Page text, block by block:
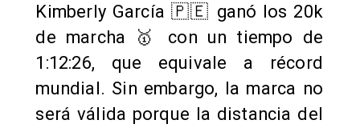
Kimberly García 🇵🇪 ganó los 20k
de marcha 🥇 con un tiempo de
1:12:26, que equivale a récord
mundial. Sin embargo, la marca no
será válida porque la distancia del